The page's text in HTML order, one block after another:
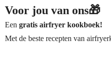
Voor jou van ons🎁
Een gratis airfryer kookboek!
Met de beste recepten van